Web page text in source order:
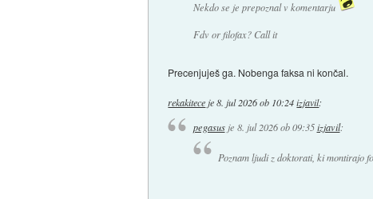
Nekdo se je prepoznal v komentarju
Fdv or filofax? Call it
Precenjuješ ga. Nobenga faksa ni končal.
rekakiteceje8. jul 2026 ob 10:24 izjavil:
pegasusje 8. jul 2026 ob 09:35 izjavil:
Poznam ljudi z doktorati, ki montirajo